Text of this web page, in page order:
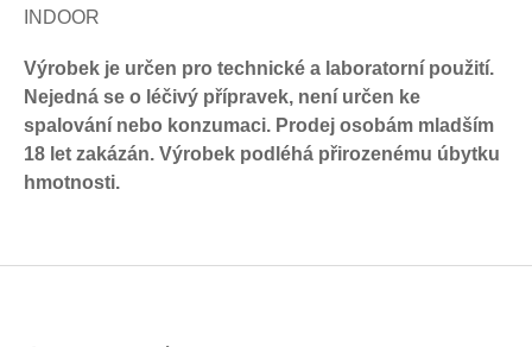
INDOOR
Výrobek je určen pro technické a laboratorní použití.
Nejedná se o léčivý přípravek, není určen ke
spalování nebo konzumaci. Prodej osobám mladším
18 let zakázán. Výrobek podléhá přirozenému úbytku
hmotnosti.